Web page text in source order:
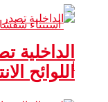
اللوائح